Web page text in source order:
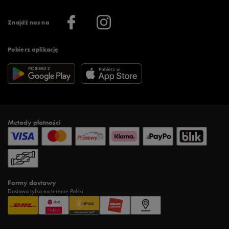
Znajdź nas na
Pobierz aplikację
Więcej regulaminów >
Informacje o firmie
Metody płatności
Formy dostawy
Dostawa tylko na terenie Polski